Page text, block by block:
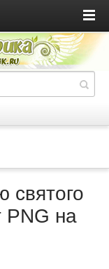
святого
PNG на